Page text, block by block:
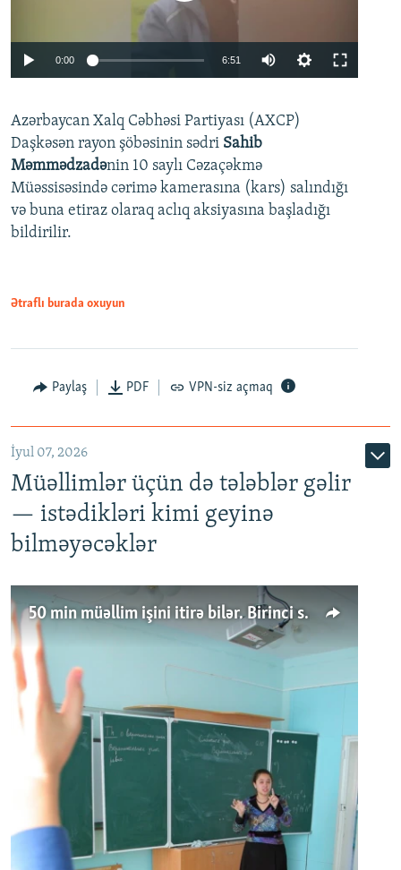
Auto 240p 360p
720p 1080p
0:00 6:51
360p
720p
1080p
Azərbaycan Xalq Cəbhəsi Partiyası (AXCP)
Daşkəsən rayon şöbəsinin sədri Sahib
Məmmədzadənin 10 saylı Cəzaçəkmə
Müəssisəsində cərimə kamerasına (kars) salındığı
və buna etiraz olaraq aclıq aksiyasına başladığı
bildirilir.
Ətraflı burada oxuyun
Paylaş PDF VPN-siz açmaq
İyul 07, 2026
Müəllimlər üçün də tələblər gəlir
— istədikləri kimi geyinə
bilməyəcəklər
50 min müəllim işini itirə bilər. Birinci sinfə gedənlər azalır